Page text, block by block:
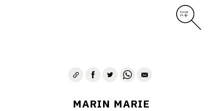
MARIN MARIE